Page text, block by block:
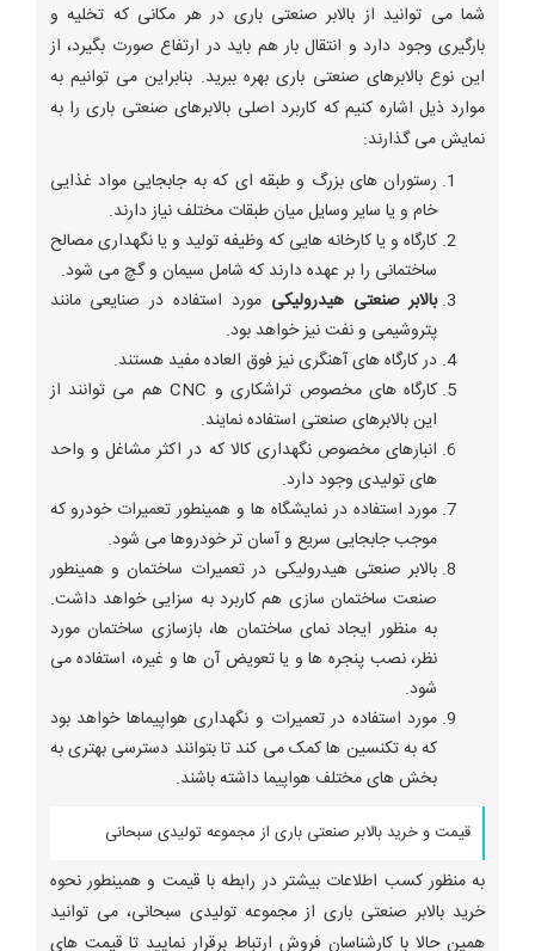
شما می توانید از بالابر صنعتی باری در هر مکانی که تخلیه و
بارگیری وجود دارد و انتقال بار هم باید در ارتفاع صورت بگیرد، از
این نوع بالابرهای صنعتی باری بهره ببرید. بنابراین می توانیم به
موارد ذیل اشاره کنیم که کاربرد اصلی بالابرهای صنعتی باری را به
نمایش می گذارند:
رستوران های بزرگ و طبقه ای که به جابجایی مواد غذایی
خام و یا سایر وسایل میان طبقات مختلف نیاز دارند.
کارگاه و یا کارخانه هایی که وظیفه تولید و یا نگهداری مصالح
ساختمانی را بر عهده دارند که شامل سیمان و گچ می شود.
بالابر صنعتی هیدرولیکی مورد استفاده در صنایعی مانند
پتروشیمی و نفت نیز خواهد بود.
در کارگاه های آهنگری نیز فوق العاده مفید هستند.
کارگاه های مخصوص تراشکاری و CNC هم می توانند از
این بالابرهای صنعتی استفاده نمایند.
انبارهای مخصوص نگهداری کالا که در اکثر مشاغل و واحد
های تولیدی وجود دارد.
مورد استفاده در نمایشگاه ها و همینطور تعمیرات خودرو که
موجب جابجایی سریع و آسان تر خودروها می شود.
بالابر صنعتی هیدرولیکی در تعمیرات ساختمان و همینطور
صنعت ساختمان سازی هم کاربرد به سزایی خواهد داشت.
به منظور ایجاد نمای ساختمان ها، بازسازی ساختمان مورد
نظر، نصب پنجره ها و یا تعویض آن ها و غیره، استفاده می
شود.
مورد استفاده در تعمیرات و نگهداری هواپیماها خواهد بود
که به تکنسین ها کمک می کند تا بتوانند دسترسی بهتری به
بخش های مختلف هواپیما داشته باشند.
قیمت و خرید بالابر صنعتی باری از مجموعه تولیدی سبحانی
به منظور کسب اطلاعات بیشتر در رابطه با قیمت و همینطور نحوه
خرید بالابر صنعتی باری از مجموعه تولیدی سبحانی، می توانید
همین حالا با کارشناسان فروش ارتباط برقرار نمایید تا قیمت های